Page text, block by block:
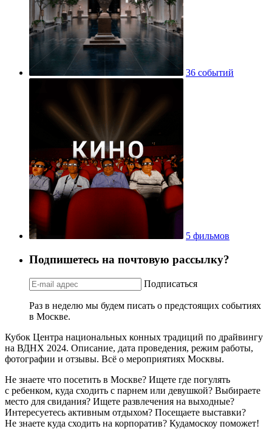
36 событий
5 фильмов
Подпишетесь на почтовую рассылку?
Подписаться
Раз в неделю мы будем писать о предстоящих событиях
в Москве.
Кубок Центра национальных конных традиций по драйвингу
на ВДНХ 2024. Описание, дата проведения, режим работы,
фотографии и отзывы. Всё о мероприятиях Москвы.
Не знаете что посетить в Москве? Ищете где погулять
с ребенком, куда сходить с парнем или девушкой? Выбираете
место для свидания? Ищете развлечения на выходные?
Интересуетесь активным отдыхом? Посещаете выставки?
Не знаете куда сходить на корпоратив? Кудамоскоу поможет!